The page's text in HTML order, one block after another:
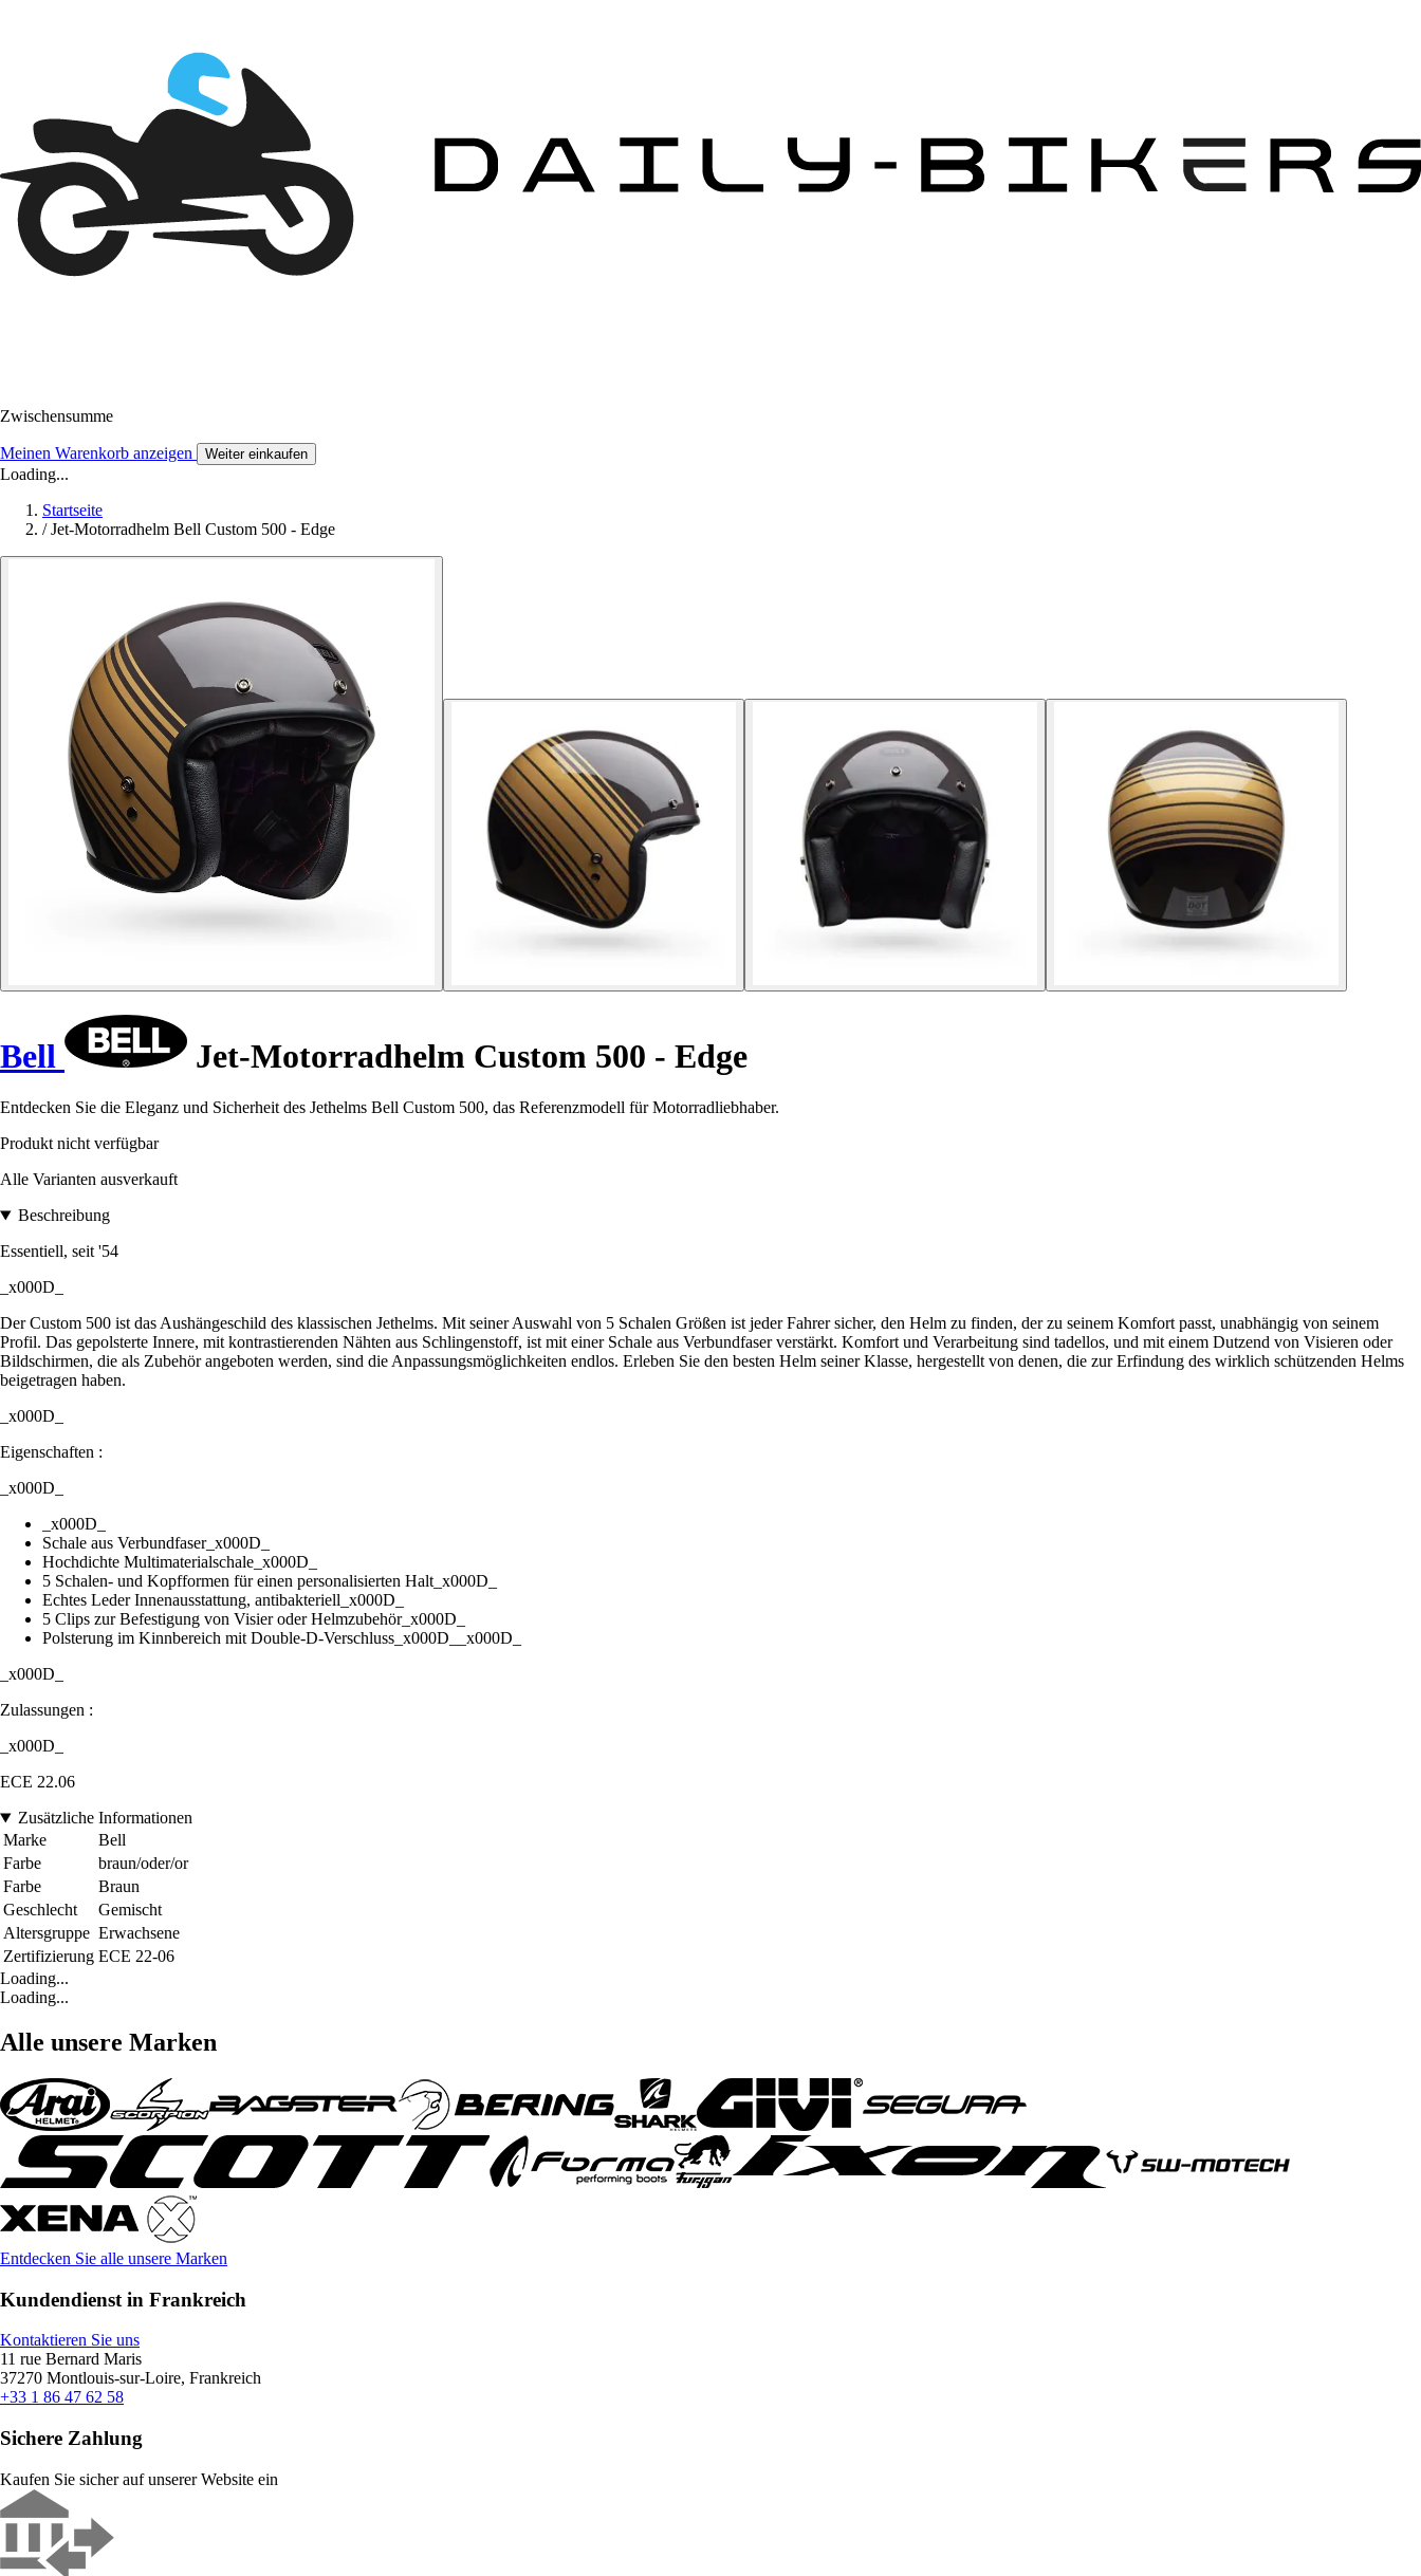
Zwischensumme
Meinen Warenkorb anzeigen Weiter einkaufen
Loading...
Startseite
/ Jet-Motorradhelm Bell Custom 500 - Edge
Bell Jet-Motorradhelm Custom 500 - Edge
Entdecken Sie die Eleganz und Sicherheit des Jethelms Bell Custom 500, das Referenzmodell für Motorradliebhaber.
Produkt nicht verfügbar
Alle Varianten ausverkauft
Beschreibung
Essentiell, seit '54
_x000D_
Der Custom 500 ist das Aushängeschild des klassischen Jethelms. Mit seiner Auswahl von 5 Schalen Größen ist jeder Fahrer sicher, den Helm zu finden, der zu seinem Komfort passt, unabhängig von seinem
Profil. Das gepolsterte Innere, mit kontrastierenden Nähten aus Schlingenstoff, ist mit einer Schale aus Verbundfaser verstärkt. Komfort und Verarbeitung sind tadellos, und mit einem Dutzend von Visieren oder
Bildschirmen, die als Zubehör angeboten werden, sind die Anpassungsmöglichkeiten endlos. Erleben Sie den besten Helm seiner Klasse, hergestellt von denen, die zur Erfindung des wirklich schützenden Helms
beigetragen haben.
_x000D_
Eigenschaften :
_x000D_
_x000D_
Schale aus Verbundfaser_x000D_
Hochdichte Multimaterialschale_x000D_
5 Schalen- und Kopfformen für einen personalisierten Halt_x000D_
Echtes Leder Innenausstattung, antibakteriell_x000D_
5 Clips zur Befestigung von Visier oder Helmzubehör_x000D_
Polsterung im Kinnbereich mit Double-D-Verschluss_x000D__x000D_
_x000D_
Zulassungen :
_x000D_
ECE 22.06
Zusätzliche Informationen
Marke
Bell
Farbe
braun/oder/or
Farbe
Braun
Geschlecht
Gemischt
Altersgruppe Erwachsene
Zertifizierung ECE 22-06
Loading...
Loading...
Alle unsere Marken
Entdecken Sie alle unsere Marken
Kundendienst in Frankreich
Kontaktieren Sie uns
11 rue Bernard Maris
37270 Montlouis-sur-Loire, Frankreich
+33 1 86 47 62 58
Sichere Zahlung
Kaufen Sie sicher auf unserer Website ein